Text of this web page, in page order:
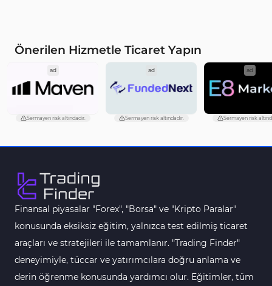
Dilimleri MT4 göstergeler
14
Göstergeleri
Göstergeleri
541
15
Pivot and Fraktallar MT4
Göstergeleri
Para Birimi Gücü MT4
Göstergeleri
Intraday MT4 Göstergeleri 344
MetaTrader 4’te
DrawdownGöstergeleri
Önerilen Hizmetle Ticaret Yapın
ad
Sermayen risk altındadır.
ad
Sermayen risk altındadır.
ad
Sermayen risk
Finansal piyasalar "Forex", "Borsa" ve "Kripto Paralar"
konusunda eksiksiz eğitim, yalnızca test edilmiş ticaret
araçları ve stratejileri ile tamamlanır. "Trading Finder"
deneyimiyle, tüccar ve yatırımcılara doğru anlama ve
derin öğrenme konusunda yardımcı olur. Eğitimler, tüm